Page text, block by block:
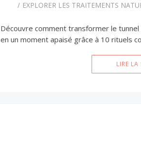
EXPLORER LES TRAITEMENTS
Découvre comment transformer le
en un moment apaisé grâce à 10 rituels
LIRE LA